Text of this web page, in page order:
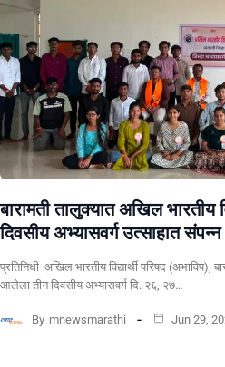
बारामती तालुक्यात अखिल भारतीय
दिवसीय अभ्यासवर्ग उत्साहात संपन्न
प्रतिनिधी अखिल भारतीय विद्यार्थी परिषद (अभाविप),
आलेला तीन दिवसीय अभ्यासवर्ग दि. २६, २७…
By mnewsmarathi Jun 29,